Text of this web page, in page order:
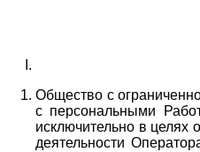
Общество с
с персональными
исключительно в целях
деятельности